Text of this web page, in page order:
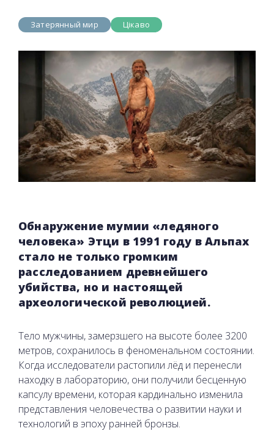
Затерянный мир Цікаво
Обнаружение мумии «ледяного
человека» Этци в 1991 году в Альпах
стало не только громким
расследованием древнейшего
убийства, но и настоящей
археологической революцией.
Тело мужчины, замерзшего на высоте более 3200
метров, сохранилось в феноменальном состоянии.
Когда исследователи растопили лёд и перенесли
находку в лабораторию, они получили бесценную
капсулу времени, которая кардинально изменила
представления человечества о развитии науки и
технологий в эпоху ранней бронзы.